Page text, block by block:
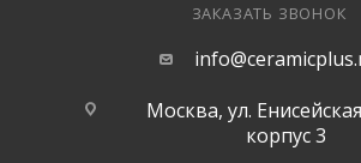
ЗАКАЗАТЬ ЗВОНОК
Москва, ул.
корпус 3